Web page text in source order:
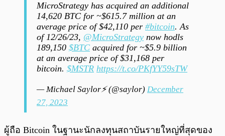
MicroStrategy has acquired an additional
14,620 BTC for ~$615.7 million at an
average price of $42,110 per #bitcoin. As
of 12/26/23, @MicroStrategy now hodls
189,150 $BTC acquired for ~$5.9 billion
at an average price of $31,168 per
bitcoin. $MSTR https://t.co/PKfYY59sTW
— Michael Saylor⚡️ (@saylor) December
27, 2023
ผู้ถือ Bitcoin ในฐานะนักลงทุนสถาบันรายใหญ่ที่สุดของ